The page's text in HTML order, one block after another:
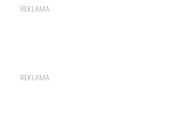
REKLAMA
REKLAMA